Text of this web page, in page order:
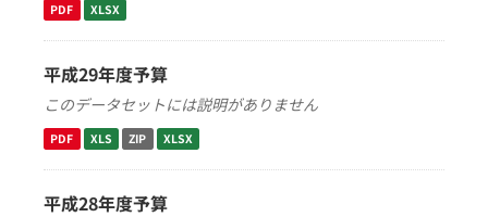
PDF XLSX
平成29年度予算
このデータセットには説明がありません
PDF XLS ZIP XLSX
平成28年度予算